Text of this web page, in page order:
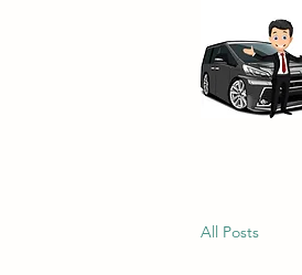
All Posts